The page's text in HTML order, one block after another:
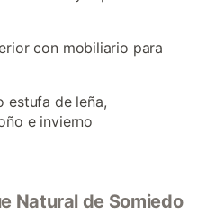
con mobiliario para
estufa de leña,
e invierno
Natural de Somiedo